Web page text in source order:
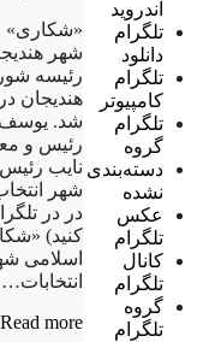
اندروید
تلگرام
دانلود
تلگرام
کامپیوتر
تلگرام
گروه
دسته‌بندی
نشده
عکس
تلگرام
کانال
تلگرام
گروه
تلگرام
«شکاری»
شهر
رئیسه
هندیجان
شد. یوسف
رئیس و
نایب
شهر
در در
کنید)
اسلامی
انتخابات…
Read more »